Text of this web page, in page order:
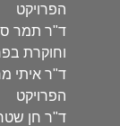
הפרויקט
ד"ר תמר
וחוקרת
ד"ר איתי
הפרויקט
ד"ר חן